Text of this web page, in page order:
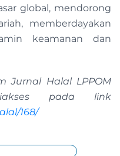
global, mendorong
memberdayakan
keamanan dan
Jurnal Halal LPPOM
pada link
168/